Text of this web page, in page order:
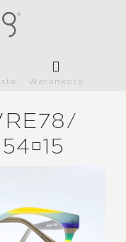
Warenkorb
5415